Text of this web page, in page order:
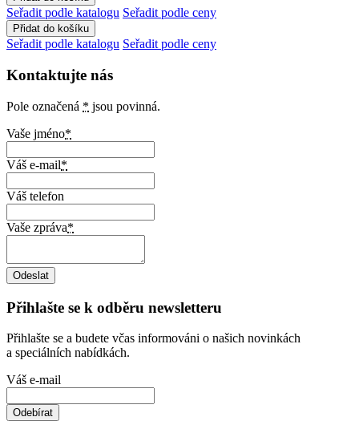
Seřadit podle katalogu Seřadit podle ceny
Seřadit podle katalogu Seřadit podle ceny
Kontaktujte nás
Pole označená * jsou povinná.
Vaše jméno*
Váš e-mail*
Váš telefon
Vaše zpráva*
Přihlašte se k odběru newsletteru
Přihlašte se a budete včas informováni o našich novinkách
a speciálních nabídkách.
Váš e-mail